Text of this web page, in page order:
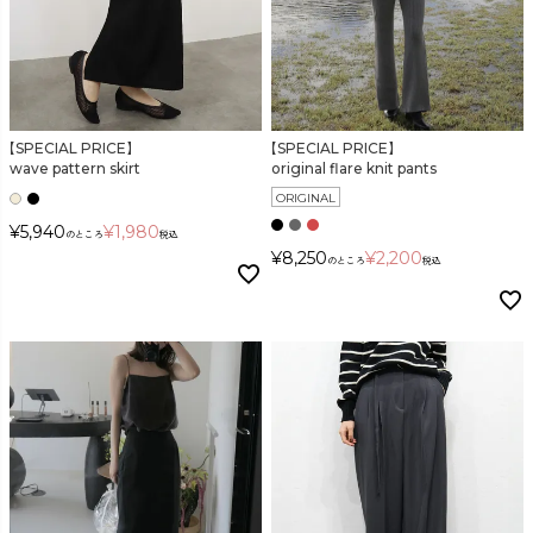
カラー
在庫なし商品
表示する
表示しない
【SPECIAL PRICE】
wave pattern skirt
¥5,940 のところ¥1,980税込
【SPECIAL PRICE】
original flare knit pants
ORIGINAL
¥8,250 のところ¥2,200税込